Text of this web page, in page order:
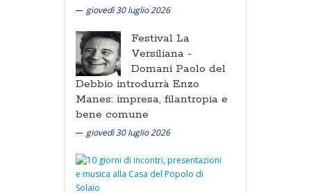
giovedì 30 luglio 2026
Festival La
Versiliana -
Domani Paolo del
Debbio introdurrà Enzo
Manes: impresa, filantropia e
bene comune
giovedì 30 luglio 2026